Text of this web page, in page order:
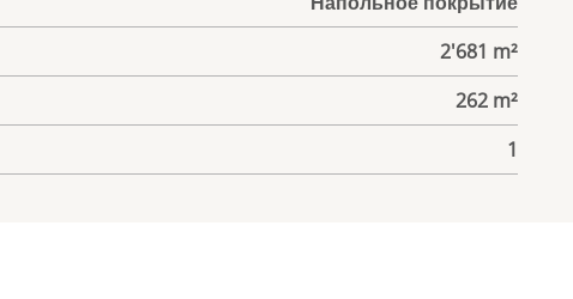
2'681 m²
262 m²
1